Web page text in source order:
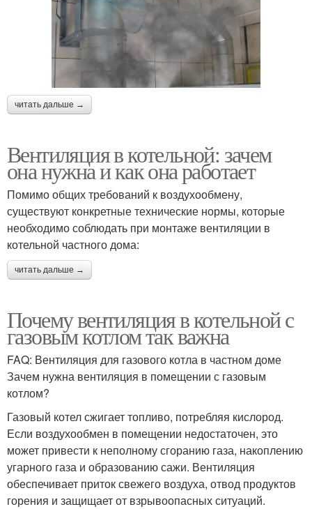
читать дальше →
Вентиляция в котельной: зачем
она нужна и как она работает
Помимо общих требований к воздухообмену,
существуют конкретные технические нормы, которые
необходимо соблюдать при монтаже вентиляции в
котельной частного дома:
читать дальше →
Почему вентиляция в котельной с
газовым котлом так важна
FAQ: Вентиляция для газового котла в частном доме
Зачем нужна вентиляция в помещении с газовым
котлом?
Газовый котел сжигает топливо, потребляя кислород.
Если воздухообмен в помещении недостаточен, это
может привести к неполному сгоранию газа, накоплению
угарного газа и образованию сажи. Вентиляция
обеспечивает приток свежего воздуха, отвод продуктов
горения и защищает от взрывоопасных ситуаций.